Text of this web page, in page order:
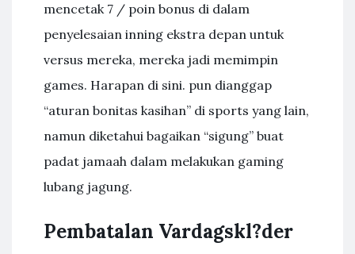
mencetak 7 / poin bonus di dalam
penyelesaian inning ekstra depan untuk
versus mereka, mereka jadi memimpin
games. Harapan di sini. pun dianggap
“aturan bonitas kasihan” di sports yang lain,
namun diketahui bagaikan “sigung” buat
padat jamaah dalam melakukan gaming
lubang jagung.
Pembatalan Vardagskl?der